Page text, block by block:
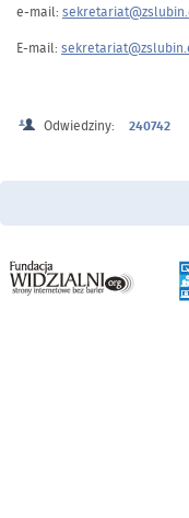
e-mail:
E-mail:
Odwiedziny: 240742
Menu Stopka